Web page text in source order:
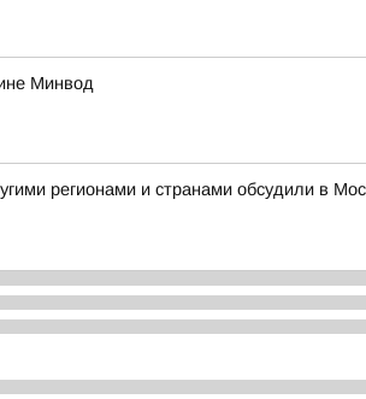
Минвод
регионами и странами обсудили в